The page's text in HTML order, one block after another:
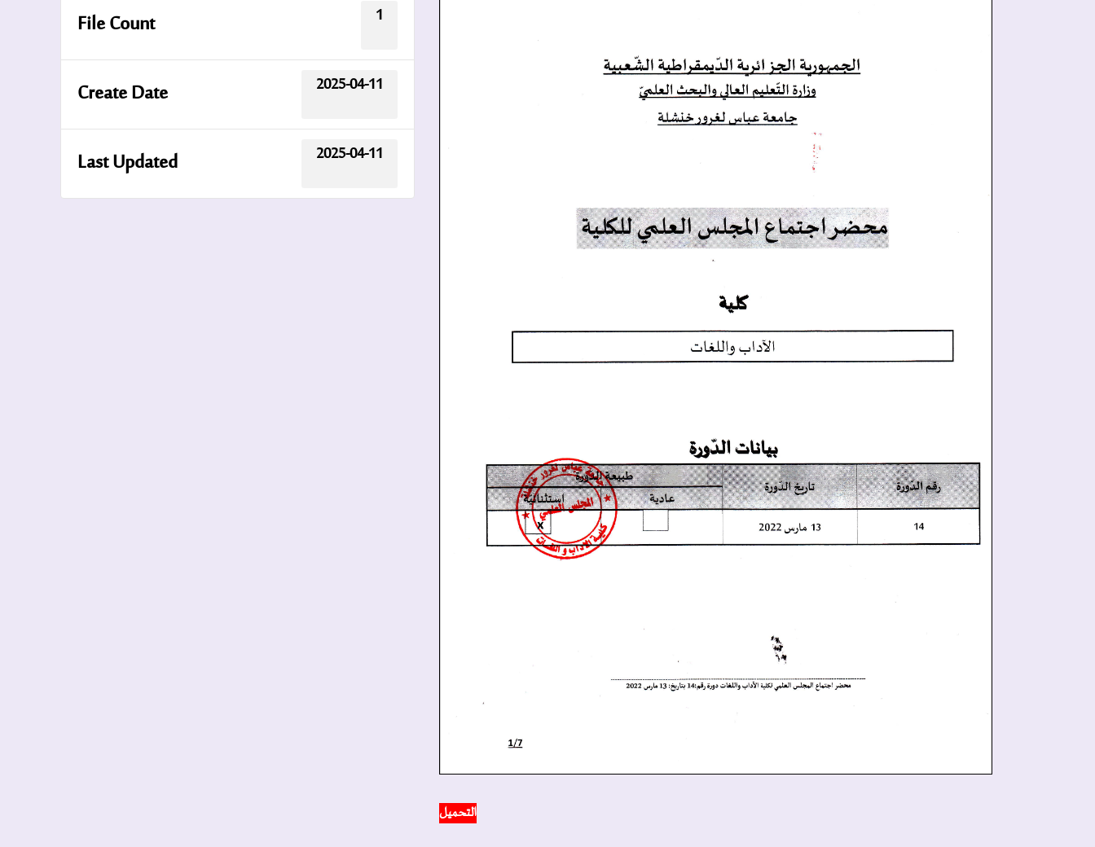
File Count 1
Create Date 2025-04-11
Last Updated 2025-04-11
التحميل